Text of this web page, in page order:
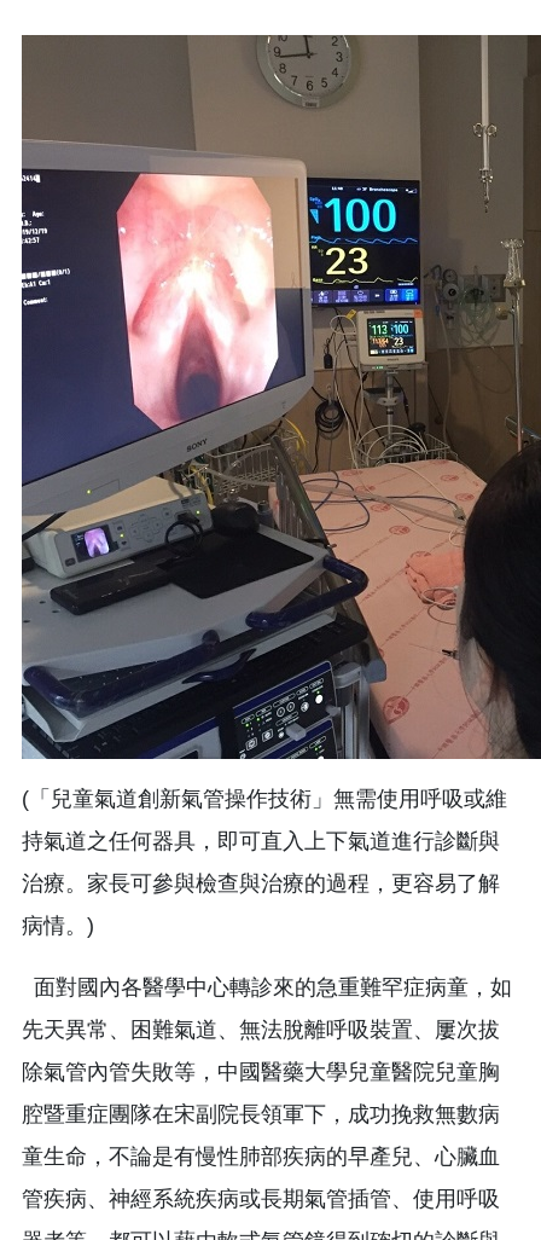
(「兒童氣道創新氣管操作技術」無需使用呼吸或維
持氣道之任何器具，即可直入上下氣道進行診斷與
治療。家長可參與檢查與治療的過程，更容易了解
病情。)
面對國內各醫學中心轉診來的急重難罕症病童，如
先天異常、困難氣道、無法脫離呼吸裝置、屢次拔
除氣管內管失敗等，中國醫藥大學兒童醫院兒童胸
腔暨重症團隊在宋副院長領軍下，成功挽救無數病
童生命，不論是有慢性肺部疾病的早產兒、心臟血
管疾病、神經系統疾病或長期氣管插管、使用呼吸